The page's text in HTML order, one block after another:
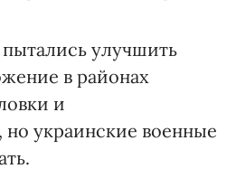
улучшить
в районах
и
украинские военные